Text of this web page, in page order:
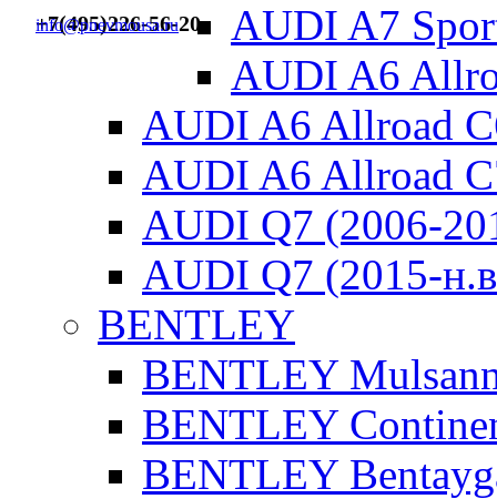
+7(495)226-56-20
info@pnevmousa.ru
AUDI A7
AUDI A6
AUDI A6 Allroad
AUDI A6 Allroad
AUDI Q7 (2006-
AUDI Q7 (2015-
BENTLEY
BENTLEY
BENTLEY
BENTLEY